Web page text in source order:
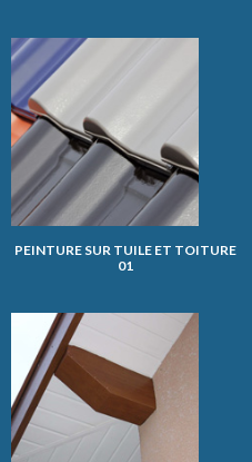
PEINTURE SUR TUILE ET TOITURE
01